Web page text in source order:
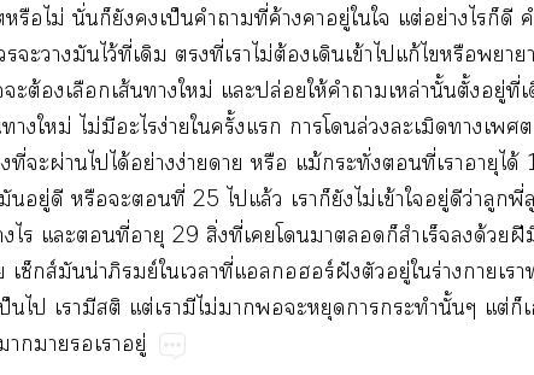
ไม่​ั่​​​​ป็​​​ี่​ค้​​ู่​​​ต่​ย่
ไว้​ี่​​​ี่​​ไม่​ต้​​ข้​​ก้​
ต้​​ส้​​ม่​​ปล่​ให้​​​ล่​ั้​ั้​ู่​ี่​
ม่​ไม่​​​ง่​​ั้​​​​ล่
​​ผ่​​ได้​ย่​ง่​​​ม้​ั่​​ี่​​​ได้
​​​​​ี่​25​​ล้​​​​ไม่​ข้​​ู่​​ว่
​​29​ิ่​ี่​​​​​​​​ด้​ฝี​
ส์​น่​ย์​​​ี่​​ร์ฝั​​ู่​​ร่
​​​​​ต่​​​ไม่​​​​​​​​ั้​ต่​